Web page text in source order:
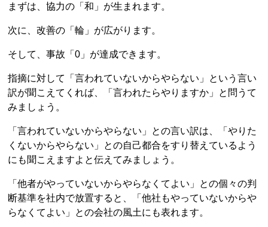
まずは、協力の「和」が生まれます。
次に、改善の「輪」が広がります。
そして、事故「0」が達成できます。
指摘に対して「言われていないからやらない」という言い
訳が聞こえてくれば、「言われたらやりますか」と問うて
みましょう。
「言われていないからやらない」との言い訳は、「やりた
くないからやらない」との自己都合をすり替えているよう
にも聞こえますよと伝えてみましょう。
「他者がやっていないからやらなくてよい」との個々の判
断基準を社内で放置すると、「他社もやっていないからや
らなくてよい」との会社の風土にも表れます。